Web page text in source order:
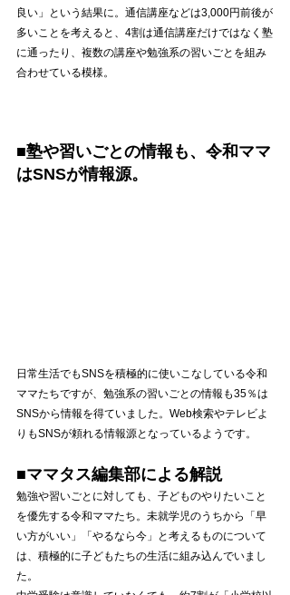
良い」という結果に。通信講座などは3,000円前後が
多いことを考えると、4割は通信講座だけではなく塾
に通ったり、複数の講座や勉強系の習いごとを組み
合わせている模様。
■塾や習いごとの情報も、令和ママ
はSNSが情報源。
日常生活でもSNSを積極的に使いこなしている令和
ママたちですが、勉強系の習いごとの情報も35％は
SNSから情報を得ていました。Web検索やテレビよ
りもSNSが頼れる情報源となっているようです。
■ママタス編集部による解説
勉強や習いごとに対しても、子どものやりたいこと
を優先する令和ママたち。未就学児のうちから「早
い方がいい」「やるなら今」と考えるものについて
は、積極的に子どもたちの生活に組み込んでいまし
た。